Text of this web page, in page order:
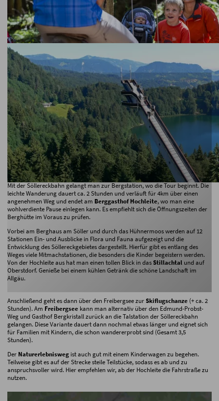
Naturerlebniswanderung am Familienberg Söllereck
Mit der Söllereckbahn gelangt man zur Bergstation, wo die Tour beginnt. Die
leichte Wanderung dauert ca. 2 Stunden und verläuft für 4km über einen
angenehmen Weg und endet am Berggasthof Hochleite, wo man eine
wohlverdiente Pause einlegen kann. Es empfiehlt sich die Öffnungszeiten der
Berghütte im Voraus zu prüfen.
Vorbei am Berghaus am Söller und durch das Hühnermoos werden auf 12
Stationen Ein- und Ausblicke in Flora und Fauna aufgezeigt und die
Entwicklung des Söllereckgebietes dargestellt. Hierfür gibt es entlang des
Weges viele Mitmachstationen, die besonders die Kinder begeistern werden.
Von der Hochleite aus hat man einen tollen Blick in dasStillachtal und auf
Oberstdorf. Genieße bei einem kühlen Getränk die schöne Landschaft im
Allgäu.
Anschließend geht es dann über den Freibergsee zurSkiflugschanze (+ ca. 2
Stunden). Am Freibergsee kann man alternativ über den Edmund-Probst-
Weg und Gasthof Bergkristall zurück an die Talstation der Söllereckbahn
gelangen. Diese Variante dauert dann nochmal etwas länger und eignet sich
für Familien mit Kindern, die schon wandererprobt sind (Gesamt 3,5
Stunden).
Der Naturerlebnisweg ist auch gut mit einem Kinderwagen zu begehen.
Teilweise gibt es auf der Strecke steile Teilstücke, sodass es ab und zu
anspruchsvoller wird. Hier empfehlen wir, ab der Hochleite die Fahrstraße zu
nutzen.